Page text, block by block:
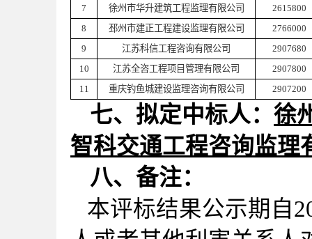
7
徐州市华升建筑工程监理有限公司
2615800
8
邳州市建正工程建设监理有限公司
2766000
9
江苏科信工程咨询有限公司
2907680
10
江苏全咨工程项目管理有限公司
2907800
11
重庆钓鱼城建设监理咨询有限公司 2907200
七、拟定中标人：徐
智科交通工程咨询监理
八、备注：
本评标结果公示期自